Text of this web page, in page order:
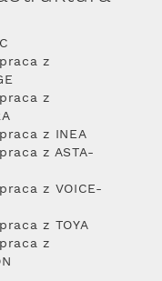
z
z
z INEA
z ASTA-
z VOICE-
z TOYA
z